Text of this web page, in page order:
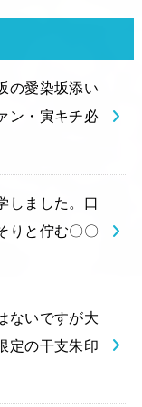
の愛染坂添い
ン・寅キチ必
しました。口
りと佇む〇〇
ないですが大
定の干支朱印